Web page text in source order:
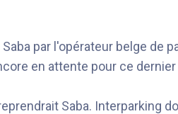
par l'opérateur belge de
en attente pour ce dernier
Saba. Interparking